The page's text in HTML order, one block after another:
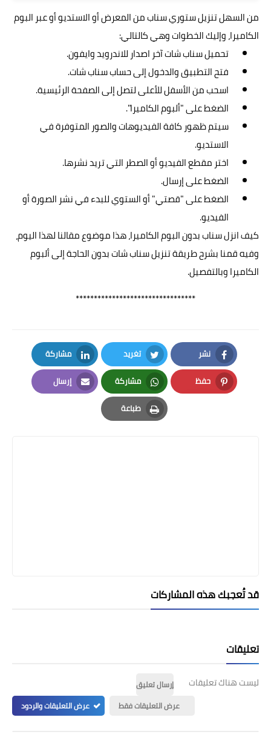
من السهل تنزيل ستوري سناب من المعرض أو الاستديو أو عبر البوم
الكاميرا، وإليك الخطوات وهي كالتالي:
تحميلسنابشات آخر اصدار للاندرويد وايفون.
فتح التطبيق والدخول إلى حساب سناب شات.
اسحب من الأسفل للأعلى لتصل إلى الصفحة الرئيسية.
الضغط على "ألبوم الكاميرا".
سيتم ظهور كافة الفيديوهات والصور المتوفرة في
الاستديو.
اختر مقطع الفيديو أو الصطر التي تريد نشرها.
الضغط على إرسال.
الضغط على "قصتي" أو الستوي للبدء في نشر الصورة أو
الفيديو.
كيف انزل سناب بدون البوم الكاميرا، هذا موضوع مقالنا لهذا اليوم،
وفيه قمنا بشرح طريقة تنزيل سناب شات بدون الحاجة إلى ألبوم
الكاميرا وبالتفصيل.
*********************************
نشر
Facebook
تغريد
Twitter
مشاركة
LinkedIn
حفظ
Pinterest
مشاركة
Whatsapp
إرسال
Email
طباعة
Print
قد تُعجبك هذه المشاركات
تعليقات
ليست هناك تعليقات
إرسال تعليق
عرض التعليقات فقط
عرض التعليقات والردود